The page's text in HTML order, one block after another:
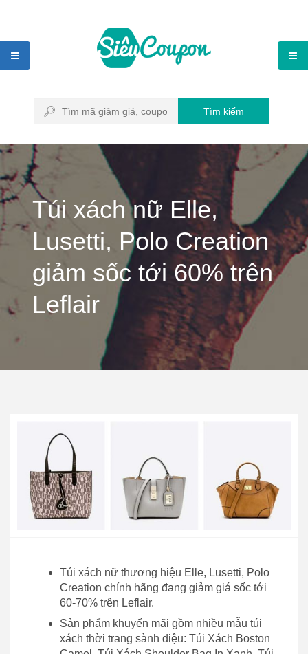
Tìm kiếm
Túi xách nữ Elle,
Lusetti, Polo Creation
giảm sốc tới 60% trên
Leflair
Túi xách nữ thương hiệu Elle, Lusetti, Polo
Creation chính hãng đang giảm giá sốc tới
60-70% trên Leflair.
Sản phẩm khuyến mãi gồm nhiều mẫu túi
xách thời trang sành điệu: Túi Xách Boston